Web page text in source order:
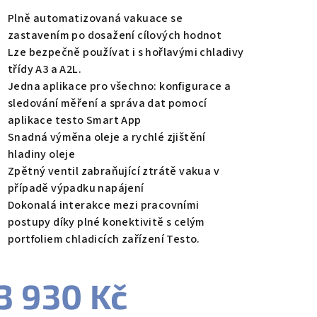
Plně automatizovaná vakuace se
zastavením po dosažení cílových hodnot
Lze bezpečně používat i s hořlavými chladivy
třídy A3 a A2L.
Jedna aplikace pro všechno: konfigurace a
sledování měření a správa dat pomocí
aplikace testo Smart App
Snadná výměna oleje a rychlé zjištění
hladiny oleje
Zpětný ventil zabraňující ztrátě vakua v
případě výpadku napájení
Dokonalá interakce mezi pracovními
postupy díky plné konektivitě s celým
portfoliem chladicích zařízení Testo.
930 Kč